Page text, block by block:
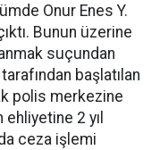
Onur Enes Y.
Bunun üzerine
suçundan
başlatılan
polis merkezine
2 yıl
ceza işlemi